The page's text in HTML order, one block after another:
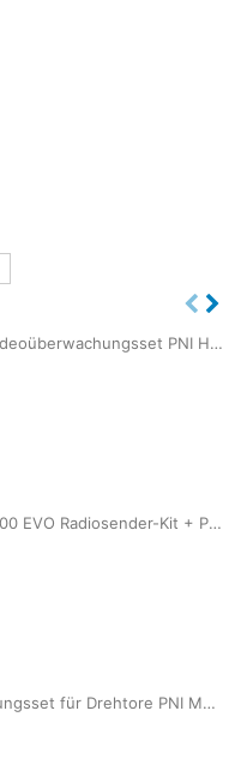
Drahtloses Videoüberwachungsset PNI House WiFi800 NVR und 8 Kameras PNI IP590 2 x 2 MP
CB TTi TCB-900 EVO Radiosender-Kit + PNI ML100 CB-Antenne mit Magnet
Automatisierungsset für Drehtore PNI MAB300LR, 2 Motoren 40 W, Tor 2 x 2,5 m max., Torgewicht 200 kg, inklusive Smart-Relais RG120LR